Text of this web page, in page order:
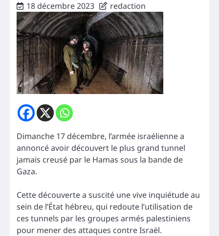
18 décembre 2023 redaction
Dimanche 17 décembre, l’armée israélienne a
annoncé avoir découvert le plus grand tunnel
jamais creusé par le Hamas sous la bande de
Gaza.
Cette découverte a suscité une vive inquiétude au
sein de l’État hébreu, qui redoute l’utilisation de
ces tunnels par les groupes armés palestiniens
pour mener des attaques contre Israël.